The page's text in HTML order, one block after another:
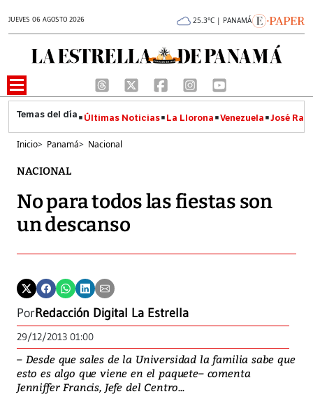
JUEVES 06 AGOSTO 2026 25.3°C | PANAMÁ
Últimas Noticias La Llorona Venezuela José
Inicio> Panamá> Nacional
NACIONAL
No para todos las fiestas son
un descanso
PorRedacción Digital La Estrella
29/12/2013 01:00
– Desde que sales de la Universidad la familia sabe que
esto es algo que viene en el paquete– comenta
Jenniffer Francis, Jefe del Centro...